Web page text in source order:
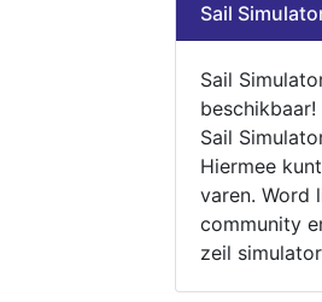
Sail
Sail
Sail
Hiermee
varen. Word
community
zeil